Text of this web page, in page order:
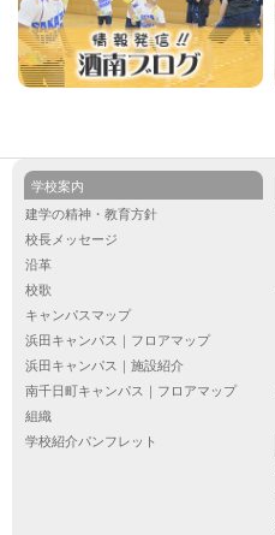
学校案内
建学の精神・教育方針
校長メッセージ
沿革
校歌
キャンパスマップ
浜田キャンパス｜フロアマップ
浜田キャンパス｜施設紹介
南千日町キャンパス｜フロアマップ
組織
学校紹介パンフレット